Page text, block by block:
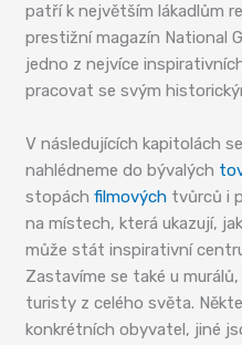
patří k největším lákadlům
prestižní magazín National
jedno z nejvíce
pracovat se svým
V následujících kapitolách
nahlédneme do bývalých
stopáchfilmových tvůrců i
na místech, která ukazují,
může stát inspirativní
Zastavíme se také u
turisty z celého světa.
konkrétních obyvatel, jiné